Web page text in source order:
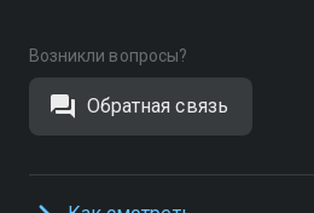
Возникли вопросы?
Обратная связь